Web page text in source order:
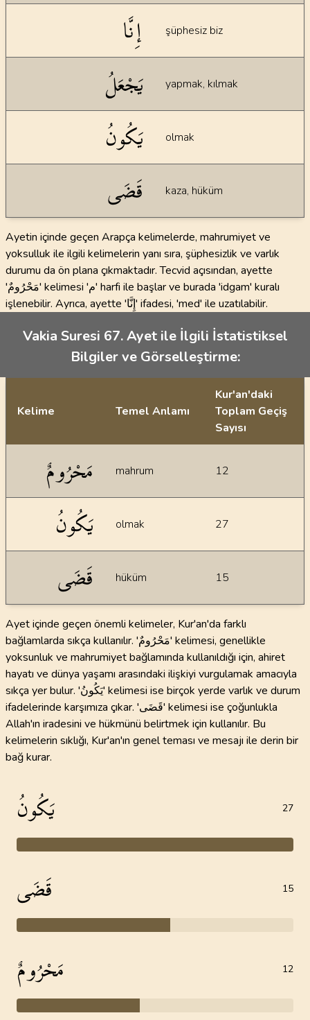
إِنَّا şüphesiz biz
يَجْعَلُ yapmak, kılmak
يَكُونُ olmak
قَضَى kaza, hüküm
Ayetin içinde geçen Arapça kelimelerde, mahrumiyet ve
yoksulluk ile ilgili kelimelerin yanı sıra, şüphesizlik ve varlık
durumu da ön plana çıkmaktadır. Tecvid açısından, ayette
'مَحْرُومٌ' kelimesi 'م' harfi ile başlar ve burada 'idgam' kuralı
işlenebilir. Ayrıca, ayette 'إِنَّا' ifadesi, 'med' ile uzatılabilir.
Vakia Suresi 67. Ayet ile İlgili İstatistiksel
Bilgiler ve Görselleştirme:
Kelime Temel Anlamı
Kur'an'daki
Toplam Geçiş
Sayısı
مَحْرُومٌ mahrum 12
يَكُونُ olmak 27
قَضَى hüküm 15
Ayet içinde geçen önemli kelimeler, Kur'an'da farklı
bağlamlarda sıkça kullanılır. 'مَحْرُومٌ' kelimesi, genellikle
yoksunluk ve mahrumiyet bağlamında kullanıldığı için, ahiret
hayatı ve dünya yaşamı arasındaki ilişkiyi vurgulamak amacıyla
sıkça yer bulur. 'يَكُونُ' kelimesi ise birçok yerde varlık ve durum
ifadelerinde karşımıza çıkar. 'قَضَى' kelimesi ise çoğunlukla
Allah'ın iradesini ve hükmünü belirtmek için kullanılır. Bu
kelimelerin sıklığı, Kur'an'ın genel teması ve mesajı ile derin bir
bağ kurar.
يَكُونُ 27
قَضَى 15
مَحْرُومٌ 12